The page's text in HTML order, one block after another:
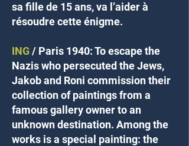
sa fille de 15 ans, va l’aider à
résoudre cette énigme.
ING/ Paris 1940: To escape the
Nazis who persecuted the Jews,
Jakob and Roni commission their
collection of paintings from a
famous gallery owner to an
unknown destination. Among the
works is a special painting: the